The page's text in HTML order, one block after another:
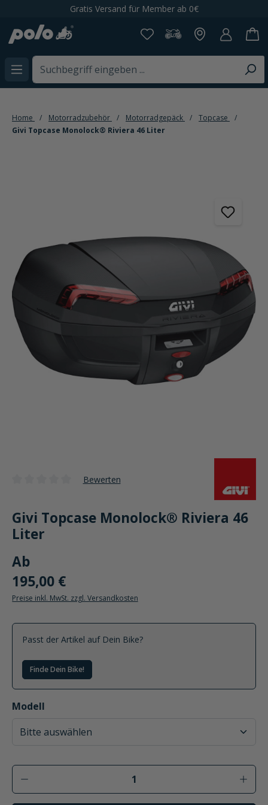
Gratis Versand für Member ab 0€
Home Motorradzubehör Motorradgepäck
Topcase
Givi Topcase Monolock® Riviera 46 Liter
Bewerten
Givi Topcase Monolock® Riviera 46
Liter
Ab
195,00 €
Preise inkl. MwSt. zzgl. Versandkosten
Passt der Artikel auf Dein Bike?
Finde Dein Bike!
Modell
auswählen
Produkt Anzahl: Gib den gewünschten